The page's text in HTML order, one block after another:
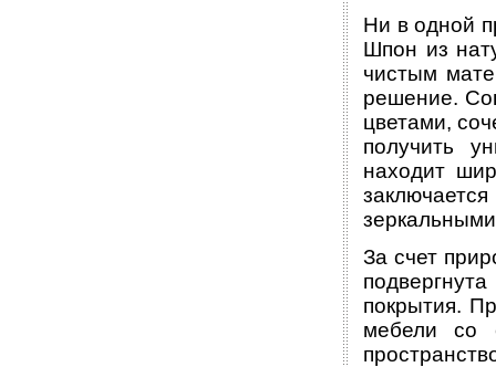
Ни в одной
Шпон из
чистым
решение.
цветами,
получить
находит
За счет
покрытия.
мебели со